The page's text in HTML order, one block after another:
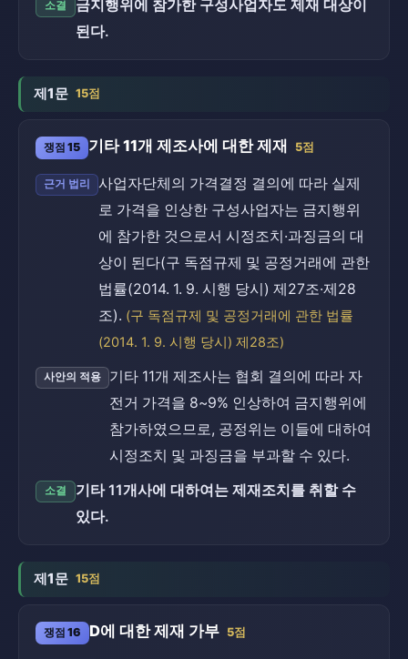
소결
금지행위에 참가한 구성사업자도 제재 대상이
된다.
제1문 15점
쟁점 15 기타 11개 제조사에 대한 제재 5점
근거 법리
사업자단체의 가격결정 결의에 따라 실제
로 가격을 인상한 구성사업자는 금지행위
에 참가한 것으로서 시정조치·과징금의 대
상이 된다(구 독점규제 및 공정거래에 관한
법률(2014. 1. 9. 시행 당시) 제27조·제28
조). (구 독점규제 및 공정거래에 관한 법률
(2014. 1. 9. 시행 당시) 제28조)
사안의 적용
기타 11개 제조사는 협회 결의에 따라 자
전거 가격을 8~9% 인상하여 금지행위에
참가하였으므로, 공정위는 이들에 대하여
시정조치 및 과징금을 부과할 수 있다.
소결
기타 11개사에 대하여는 제재조치를 취할 수
있다.
제1문 15점
쟁점 16 D에 대한 제재 가부 5점